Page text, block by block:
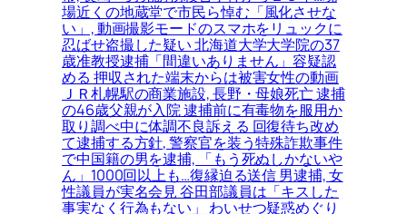
場近くの地蔵堂で市民ら悼む「風化させな
い」, 動画撮影モードのスマホをリュックに
忍ばせ盗撮した疑い 北海道大学大学院の37
歳准教授逮捕「間違いありません」容疑認
める 押収された端末からは被害女性の動画
ＪＲ札幌駅の商業施設, 長野・母娘死亡 逮捕
の46歳父親が入院 逮捕前に有毒物を服用か
取り調べ中に体調不良訴える 回復待ち改め
て逮捕する方針, 警察官を装う特殊詐欺事件
で中国籍の男を逮捕, 「もう死ぬしかないや
ん」1000回以上も…復縁迫る送信 男逮捕, 女
性議員が実名会見 谷田部議員は「キスした
事実なく行為もない」 わいせつ疑惑めぐり